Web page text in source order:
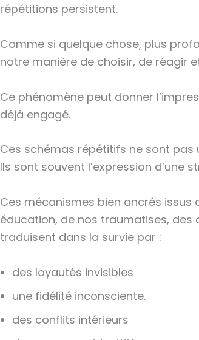
répétitions persistent.
Comme si quelque chose, plus
notre manière de choisir, de réagir
Ce phénomène peut donner
déjà engagé.
Ces schémas répétitifs ne sont pas
Ils sont souvent l’expression d’une
Ces mécanismes bien ancrés
éducation, de nos traumatises,
traduisent dans la survie par :
des loyautés invisibles
une fidélité inconsciente.
des conflits intérieurs